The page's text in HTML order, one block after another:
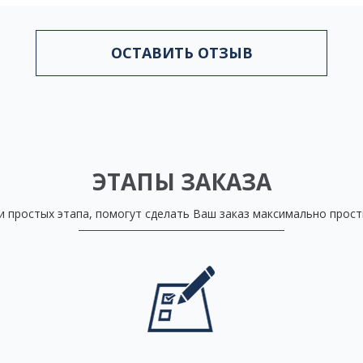
ОСТАВИТЬ ОТЗЫВ
ЭТАПЫ ЗАКАЗА
простых этапа, помогут сделать Ваш заказ максимально